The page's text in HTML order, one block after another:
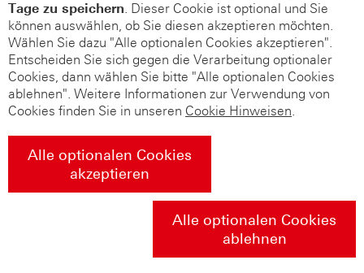
Tage zu speichern. Dieser Cookie ist optional und Sie
können auswählen, ob Sie diesen akzeptieren möchten.
Wählen Sie dazu "Alle optionalen Cookies akzeptieren".
Entscheiden Sie sich gegen die Verarbeitung optionaler
Cookies, dann wählen Sie bitte "Alle optionalen Cookies
ablehnen". Weitere Informationen zur Verwendung von
Cookies finden Sie in unseren Cookie Hinweisen.
Alle optionalen Cookies
akzeptieren
Alle optionalen Cookies
ablehnen